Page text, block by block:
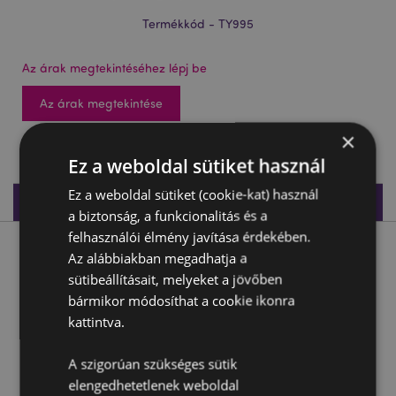
Termékkód - TY995
Az árak megtekintéséhez lépj be
Az árak megtekintése
2364 db készleten
Termékleírás
Termékleírás
Felhúzhatós Játék - Lopakodó Vadászrepülőgép
Anyaga:Műanyag (ABS)
A termék nem alkalmas a következő korosztálynak:
×
Ez a weboldal sütiket használ
Ez a weboldal sütiket (cookie-kat) használ
a biztonság, a funkcionalitás és a
felhasználói élmény javítása érdekében.
Az alábbiakban megadhatja a
sütibeállításait, melyeket a jövőben
bármikor módosíthat a cookie ikonra
kattintva.
A szigorúan szükséges sütik
elengedhetetlenek weboldal